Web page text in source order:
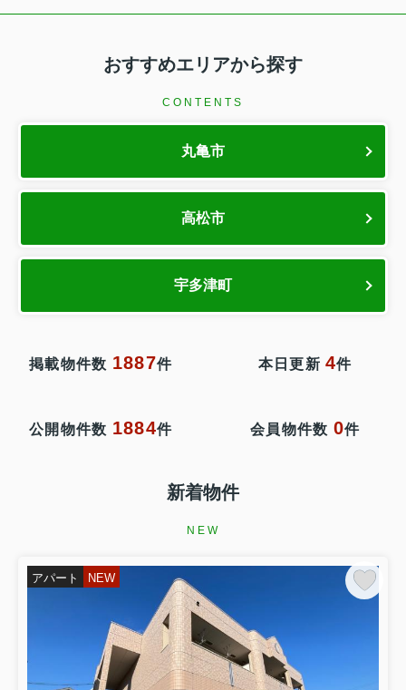
おすすめエリアから探す
CONTENTS
丸亀市
高松市
宇多津町
掲載物件数 1887件 本日更新4件
公開物件数 1884件 会員物件数 0件
新着物件
NEW
アパート NEW